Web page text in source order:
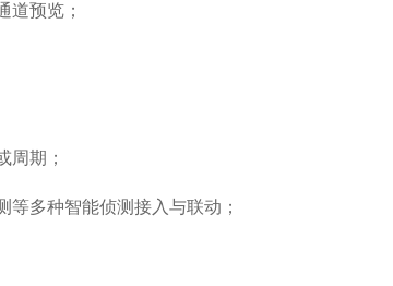
预览；
期；
多种智能侦测接入与联动；